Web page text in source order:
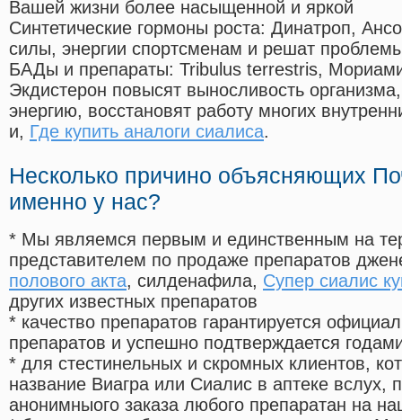
Вашей жизни более насыщенной и яркой
Синтетические гормоны роста: Динатроп,
силы, энергии спортсменам и решат
БАДы и препараты: Tribulus terrestris,
Экдистерон повысят выносливость
энергию, восстановят работу многих
и, Где купить аналоги сиалиса.
Несколько причино объясняющих
именно у нас?
* Мы являемся первым и единственным на
представителем по продаже препаратов
полового акта, силденафила, Супер сиалис
других известных препаратов
* качество препаратов гарантируется
препаратов и успешно подтверждается
* для стестинельных и скромных клиентов,
название Виагра или Сиалис в аптеке вслух,
анонимныого заказа любого препаратан на